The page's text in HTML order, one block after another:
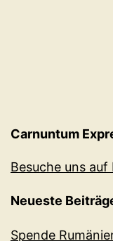
Carnuntum
Besuche uns auf
Neueste
Spende